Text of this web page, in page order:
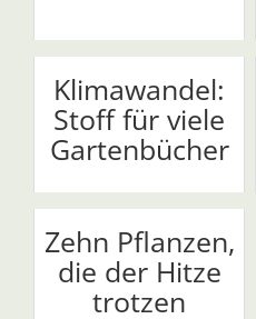
Klimawandel:
Stoff für viele
Gartenbücher
Zehn Pflanzen,
die der Hitze
trotzen